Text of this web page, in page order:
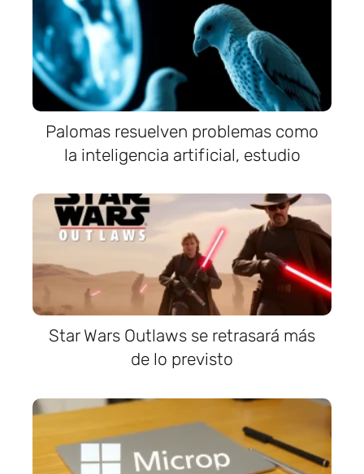
Palomas resuelven problemas como
la inteligencia artificial, estudio
Star Wars Outlaws se retrasará más
de lo previsto